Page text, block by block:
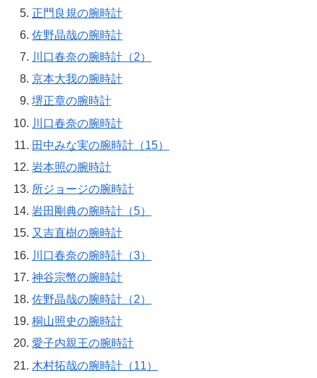
正門良規の腕時計
佐野晶哉の腕時計
川口春奈の腕時計（2）
京本大我の腕時計
堺正章の腕時計
川口春奈の腕時計
田中みな実の腕時計（15）
岩本照の腕時計
所ジョージの腕時計
岩田剛典の腕時計（5）
又吉直樹の腕時計
川口春奈の腕時計（3）
神谷宗幣の腕時計
佐野晶哉の腕時計（2）
桐山照史の腕時計
愛子内親王の腕時計
木村拓哉の腕時計（11）